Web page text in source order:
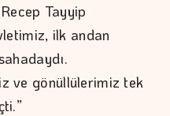
Tayyip
ilk andan
ve gönüllülerimiz tek